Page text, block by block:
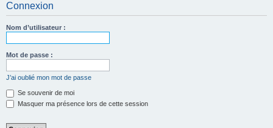
Connexion
Nom d’utilisateur :
Mot de passe :
J’ai oublié mon mot de passe
Se souvenir de moi
Masquer ma présence lors de cette session